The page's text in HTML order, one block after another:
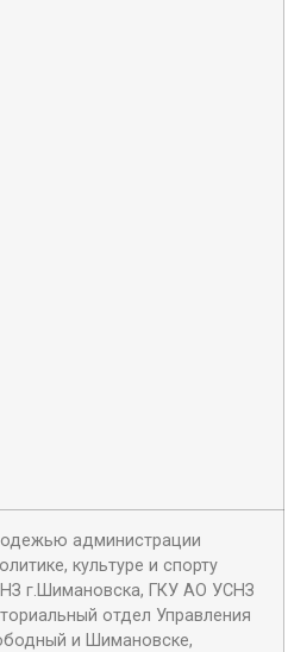
администрации
культуре и спорту
г.Шимановска, ГКУ АО УСНЗ
отдел Управления
и Шимановске,